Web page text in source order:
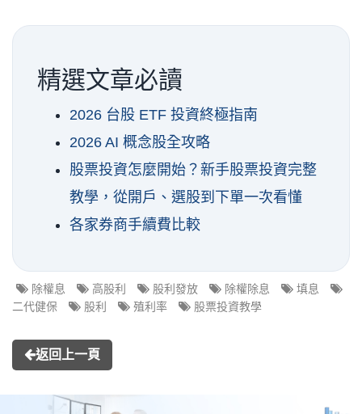
精選文章必讀
2026 台股 ETF 投資終極指南
2026 AI 概念股全攻略
股票投資怎麼開始？新手股票投資完整
教學，從開戶、選股到下單一次看懂
各家券商手續費比較
除權息 高股利 股利發放 除權除息
填息
二代健保
股利 殖利率 股票投資教學
返回上一頁